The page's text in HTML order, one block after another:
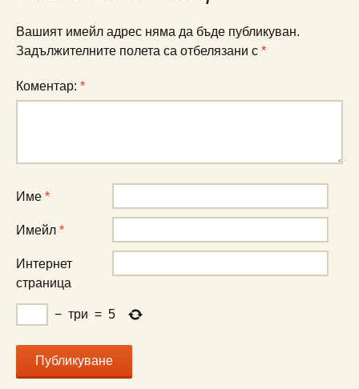
Вашият имейл адрес няма да бъде публикуван.
Задължителните полета са отбелязани с *
Коментар: *
Име *
Имейл *
Интернет
страница
− три = 5